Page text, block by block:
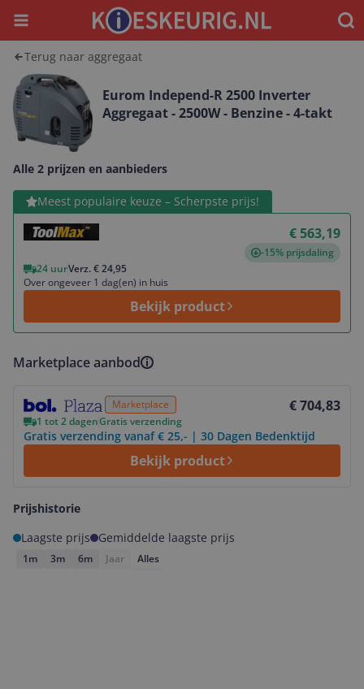
Menu
Terug naar aggregaat
Eurom Independ-R 2500 Inverter
Aggregaat - 2500W - Benzine - 4-takt
Alle 2 prijzen en aanbieders
Meest populaire keuze – Scherpste prijs!
€ 563,19
-15% prijsdaling
24 uurVerz. € 24,95
Over ongeveer 1 dag(en) in huis
Bekijk product
Bekijk product
Marketplace aanbod
Marketplace € 704,83
1 tot 2 dagenGratis verzending
Gratis verzending vanaf € 25,- | 30 Dagen Bedenktijd
Bekijk product
Prijshistorie
Laagste prijs
Gemiddelde laagste prijs
1m 3m 6m Jaar Alles